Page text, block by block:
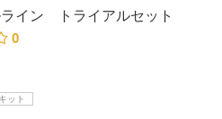
イン トライアルセット
0
ット